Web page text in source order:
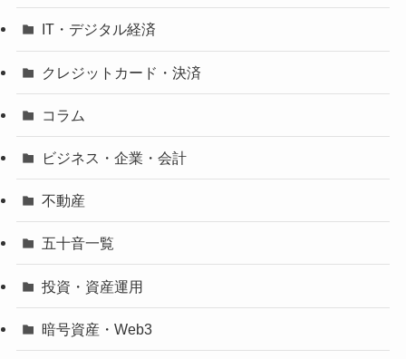
IT・デジタル経済
クレジットカード・決済
コラム
ビジネス・企業・会計
不動産
五十音一覧
投資・資産運用
暗号資産・Web3